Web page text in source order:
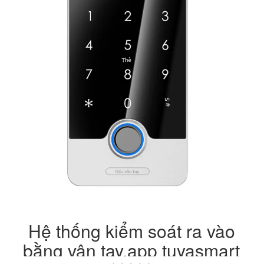
Hệ thống kiểm soát ra vào
bằng vân tay,app tuyasmart